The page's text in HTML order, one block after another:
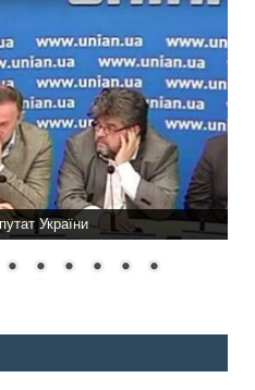
України